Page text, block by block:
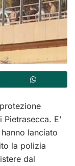
E’
lanciato
la polizia
dal